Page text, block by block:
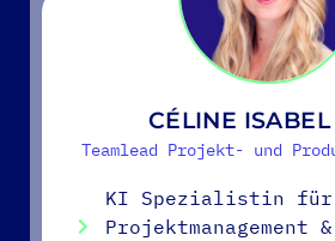
CÉLINE ISABEL
Teamlead Projekt- und
KI Spezialistin für